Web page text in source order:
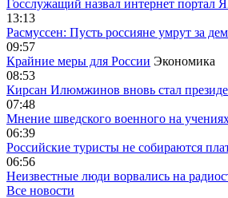
Госслужащий назвал интернет портал
13:13
Расмуссен: Пусть россияне умрут за
09:57
Крайние меры для России Экономика
08:53
Кирсан Илюмжинов вновь стал
07:48
Мнение шведского военного на
06:39
Российские туристы не собираются
06:56
Неизвестные люди ворвались на
Все новости